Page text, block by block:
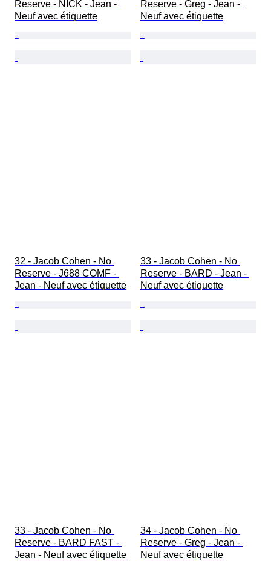
Reserve - NICK - Jean -
Neuf avec étiquette
Reserve - Greg - Jean -
Neuf avec étiquette
32 - Jacob Cohen - No
Reserve - J688 COMF -
Jean - Neuf avec étiquette
33 - Jacob Cohen - No
Reserve - BARD - Jean -
Neuf avec étiquette
33 - Jacob Cohen - No
Reserve - BARD FAST -
Jean - Neuf avec étiquette
34 - Jacob Cohen - No
Reserve - Greg - Jean -
Neuf avec étiquette